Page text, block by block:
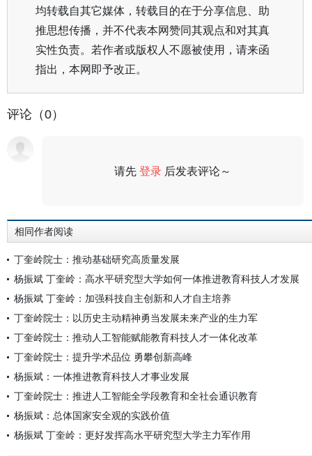
均转载自其它媒体，转载目的在于分享信息、助
推思想传播，并不代表本网赞同其观点和对其真
实性负责。若作者或版权人不愿被使用，请来函
指出，本网即予改正。
评论（0）
请先登录 后发表评论～
相同作者阅读
丁奎岭院士：推动基础研究高质量发展
杨振斌 丁奎岭：高水平研究型大学如何一体推进教育科技人才发展
杨振斌 丁奎岭：加强科技自主创新和人才自主培养
丁奎岭院士：以历史主动精神勇当发展未来产业的生力军
丁奎岭院士：推动人工智能赋能教育科技人才一体化改革
丁奎岭院士：提升学术品位 勇攀创新高峰
杨振斌：一体推进教育科技人才事业发展
丁奎岭院士：推进人工智能全学段教育和全社会通识教育
杨振斌：总体国家安全观的实践价值
杨振斌 丁奎岭：更好发挥高水平研究型大学主力军作用